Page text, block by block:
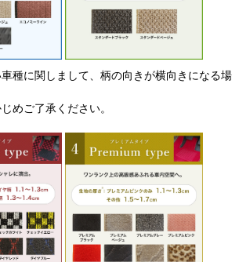
種に関しまして、柄の向きが横向きになる場
めご了承ください。